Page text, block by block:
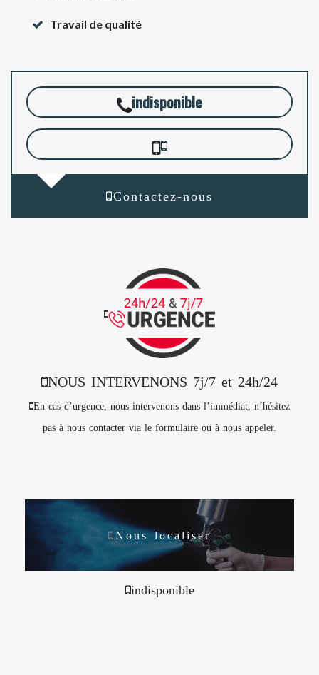
Travail de qualité
indisponible
Contactez-nous
NOUS INTERVENONS 7j/7 et 24h/24
En cas d’urgence, nous intervenons dans l’immédiat, n’hésitez
pas à nous contacter via le formulaire ou à nous appeler.
Nous localiser
indisponible